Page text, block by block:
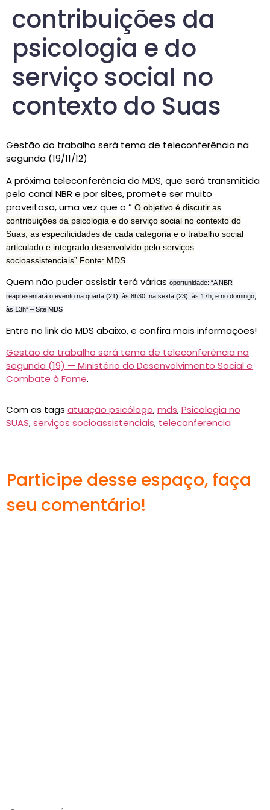
contribuições da
psicologia e do
serviço social no
contexto do Suas
Gestão do trabalho será tema de teleconferência na
segunda (19/11/12)
A próxima teleconferência do MDS, que será transmitida
pelo canal NBR e por sites, promete ser muito
proveitosa, uma vez que o ” O objetivo é discutir as
contribuições da psicologia e do serviço social no contexto do
Suas, as especificidades de cada categoria e o trabalho social
articulado e integrado desenvolvido pelo serviços
socioassistenciais” Fonte: MDS
Quem não puder assistir terá várias oportunidade: “A NBR
reapresentará o evento na quarta (21), às 8h30, na sexta (23), às 17h, e no domingo,
às 13h” – Site MDS
Entre no link do MDS abaixo, e confira mais informações!
Gestão do trabalho será tema de teleconferência na
segunda (19) — Ministério do Desenvolvimento Social e
Combate à Fome.
Com as tags atuação psicólogo,mds,Psicologia no
SUAS,serviços socioassistenciais, teleconferencia
Participe desse espaço, faça
seu comentário!